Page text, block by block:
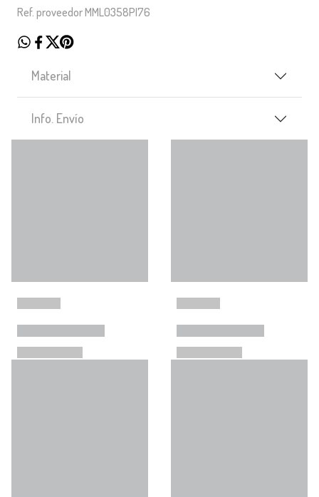
Ref. proveedor MML0358PI76
Material
Info. Envío